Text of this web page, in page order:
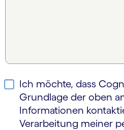
Ich möchte, dass
Grundlage der oben
Informationen
Verarbeitung meiner